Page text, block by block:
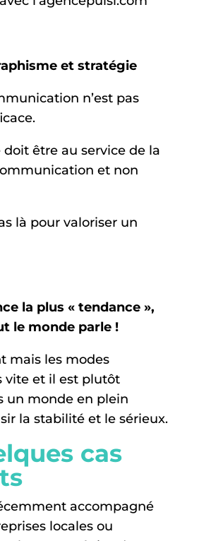
et stratégie
n’est pas
être au service de la
et non
là pour valoriser un
la plus « tendance »,
le monde parle !
mais les modes
vite et il est plutôt
un monde en plein
la stabilité et le sérieux.
cas
accompagné
locales ou